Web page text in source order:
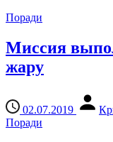
Поради
Миссия
жару
02.07.2019
Поради